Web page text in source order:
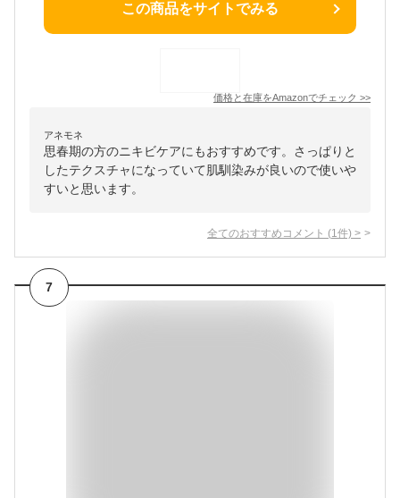
この商品をサイトでみる
価格と在庫をAmazonでチェック >>
アネモネ
思春期の方のニキビケアにもおすすめです。さっぱりと
したテクスチャになっていて肌馴染みが良いので使いや
すいと思います。
全てのおすすめコメント (1 件) >
7